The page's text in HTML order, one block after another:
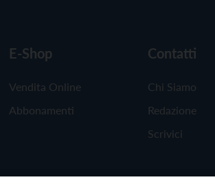
E-Shop
Vendita Online
Abbonamenti
Contatti
Chi Siamo
Redazione
Scrivici